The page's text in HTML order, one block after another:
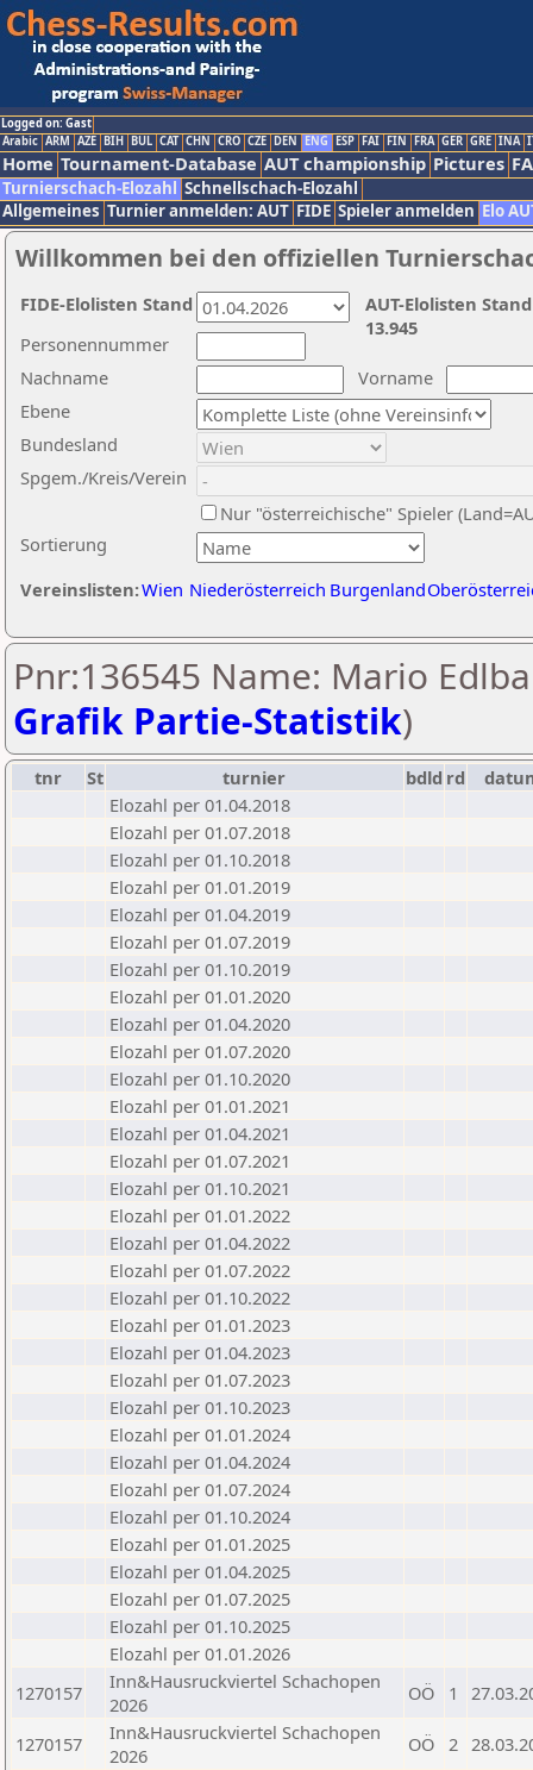
Logged on: Gast
Arabic ARM AZE BIH BUL CAT CHN CRO CZE DEN ENG ESP FAI FIN FRA GER GRE INA
Home Tournament-Database AUT championship Pictures
Turnierschach-Elozahl Schnellschach-Elozahl
Allgemeines Turnier anmelden: AUT FIDE Spieler anmelden Elo
Willkommen bei den offiziellen
Nachname
Vorname
Ebene
Sortierung
Personennummer
Bundesland
Spgem./Kreis/Verein
Nur "österreichische" Spieler
Vereinslisten:Wien Niederösterreich Burgenland
AUT-Elolisten
13.945
FIDE-Elolisten Stand
Pnr:136545 Name: Mario
Grafik Partie-Statistik)
tnr St turnier bdld rd
Elozahl per 01.04.2018
Elozahl per 01.07.2018
Elozahl per 01.10.2018
Elozahl per 01.01.2019
Elozahl per 01.04.2019
Elozahl per 01.07.2019
Elozahl per 01.10.2019
Elozahl per 01.01.2020
Elozahl per 01.04.2020
Elozahl per 01.07.2020
Elozahl per 01.10.2020
Elozahl per 01.01.2021
Elozahl per 01.04.2021
Elozahl per 01.07.2021
Elozahl per 01.10.2021
Elozahl per 01.01.2022
Elozahl per 01.04.2022
Elozahl per 01.07.2022
Elozahl per 01.10.2022
Elozahl per 01.01.2023
Elozahl per 01.04.2023
Elozahl per 01.07.2023
Elozahl per 01.10.2023
Elozahl per 01.01.2024
Elozahl per 01.04.2024
Elozahl per 01.07.2024
Elozahl per 01.10.2024
Elozahl per 01.01.2025
Elozahl per 01.04.2025
Elozahl per 01.07.2025
Elozahl per 01.10.2025
Elozahl per 01.01.2026
1270157
Inn&Hausruckviertel Schachopen
2026
OÖ 1
1270157
Inn&Hausruckviertel Schachopen
2026
OÖ 2